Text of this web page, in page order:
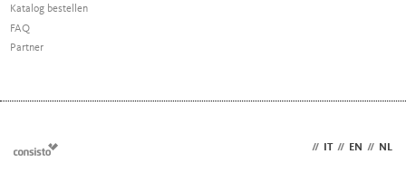
Katalog bestellen
FAQ
Partner
// IT // EN // NL